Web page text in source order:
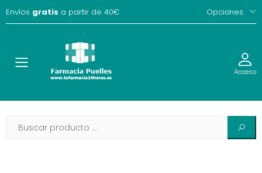
Envíos gratis a partir de 40€ Opciones
Toggle Acceso